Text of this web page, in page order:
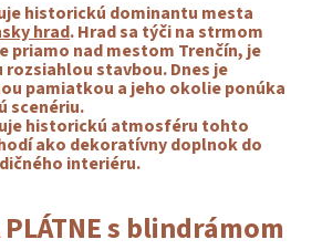
historickú dominantu mesta
hrad. Hrad sa týči na strmom
priamo nad mestom Trenčín, je
stavbou. Dnes je
pamiatkou a jeho okolie ponúka
scenériu.
historickú atmosféru tohto
ako dekoratívny doplnok do
interiéru.
PLÁTNE s blindrámom